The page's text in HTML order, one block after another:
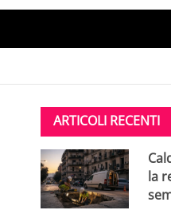
ARTICOLI RECENTI
la